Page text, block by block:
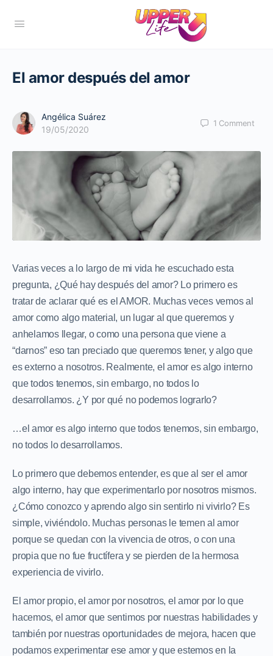
El amor después del amor
Angélica Suárez
19/05/2020
1 Comment
Varias veces a lo largo de mi vida he escuchado esta
pregunta, ¿Qué hay después del amor? Lo primero es
tratar de aclarar qué es el AMOR. Muchas veces vemos al
amor como algo material, un lugar al que queremos y
anhelamos llegar, o como una persona que viene a
“darnos” eso tan preciado que queremos tener, y algo que
es externo a nosotros. Realmente, el amor es algo interno
que todos tenemos, sin embargo, no todos lo
desarrollamos. ¿Y por qué no podemos lograrlo?
…el amor es algo interno que todos tenemos, sin embargo,
no todos lo desarrollamos.
Lo primero que debemos entender, es que al ser el amor
algo interno, hay que experimentarlo por nosotros mismos.
¿Cómo conozco y aprendo algo sin sentirlo ni vivirlo? Es
simple, viviéndolo. Muchas personas le temen al amor
porque se quedan con la vivencia de otros, o con una
propia que no fue fructífera y se pierden de la hermosa
experiencia de vivirlo.
El amor propio, el amor por nosotros, el amor por lo que
hacemos, el amor que sentimos por nuestras habilidades y
también por nuestras oportunidades de mejora, hacen que
podamos experimentar ese amor y que estemos en la